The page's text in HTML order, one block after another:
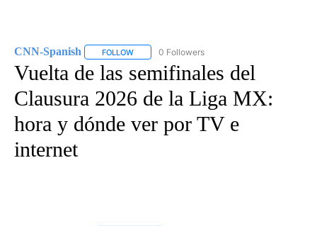
CNN-Spanish FOLLOW FOLLOW "CNN-SPANISH" TO RECEIVE
0 Followers
Vuelta de las semifinales del
Clausura 2026 de la Liga MX:
hora y dónde ver por TV e
internet